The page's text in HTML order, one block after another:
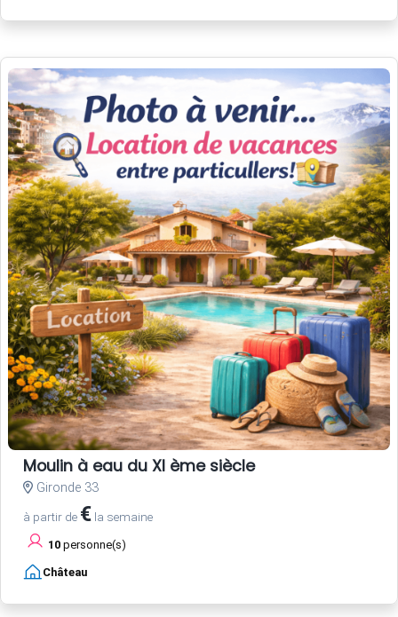
Moulin à eau du XI ème siècle
Gironde 33
à partir de € la semaine
10 personne(s)
Château